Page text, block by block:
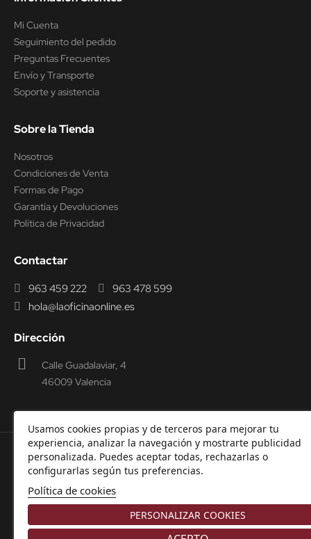
Usamos cookies propias y de terceros para mejorar tu
experiencia, analizar la navegación y mostrarte publicidad
personalizada. Puedes aceptar todas, rechazarlas o
configurarlas según tus preferencias.
Política de cookies
PERSONALIZAR COOKIES
Mi Cuenta
Seguimiento del pedido
Preguntas Frecuentes
Envío y Transporte
Soporte y asistencia
Sobre la Tienda
Nosotros
Condiciones de Venta
Formas de Pago
Garantía y Devoluciones
Política de Privacidad
Contactar
963 459 222
963 478 599
hola@laoficinaonline.es
Dirección
Calle Guadalaviar, 4
46009 Valencia
© 2000-2026 Laoficinaonline.SIDEOFFICE, S.L. CIF
B98914336 - Aviso Legal -Política de cookies
Privacidad